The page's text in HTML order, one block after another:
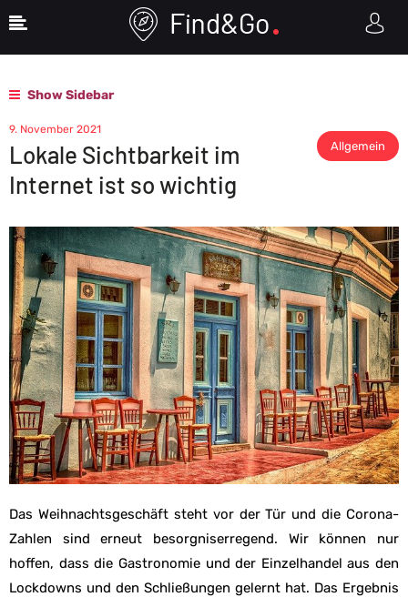
Home Lokale Sichtbarkeit im Internet ist so wichtig
Show Sidebar
Allgemein
9. November 2021
Lokale Sichtbarkeit im
Internet ist so wichtig
Das Weihnachtsgeschäft steht vor der Tür und die Corona-
Zahlen sind erneut besorgniserregend. Wir können nur
hoffen, dass die Gastronomie und der Einzelhandel aus den
Lockdowns und den Schließungen gelernt hat. Das Ergebnis